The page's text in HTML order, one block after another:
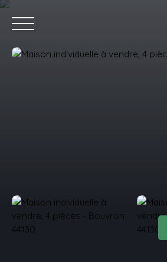
Estimation